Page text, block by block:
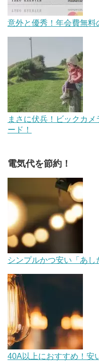
意外と優秀！年会費無料
まさに伏兵！ビックカ
ード！
電気代を節約！
シンプルかつ安い「あし
40A以上におすすめ！安